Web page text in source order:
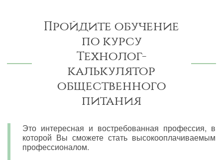
Пройдите обучение
по курсу
Технолог-
калькулятор
общественного
питания
Это интересная и востребованная профессия, в
которой Вы сможете стать высокооплачиваемым
профессионалом.